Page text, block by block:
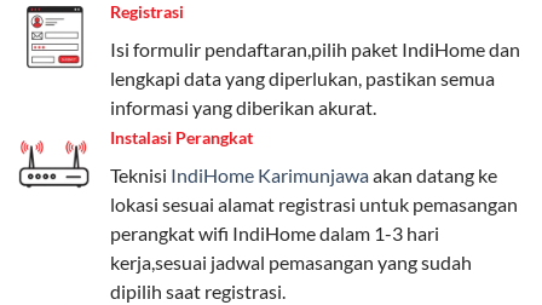
Telkomsel One menyediakan pilihan paket yang
beragam, mulai dari paket hemat hingga premium.
Pengguna bisa memilih sesuai kebutuhan, baik untuk
internet, komunikasi, atau hiburan.
Paket Easy cocok untuk kebutuhan dasar, Paket
Complete untuk yang menginginkan fitur lengkap,
dan Paket Dynamic IP untuk pengguna yang
memprioritaskan kecepatan internet tinggi.
Registrasi
Isi formulir pendaftaran,pilih paket IndiHome dan
lengkapi data yang diperlukan, pastikan semua
informasi yang diberikan akurat.
Instalasi Perangkat
Teknisi IndiHome Karimunjawaakan datang ke
lokasi sesuai alamat registrasi untuk pemasangan
perangkat wifi IndiHome dalam 1-3 hari
kerja,sesuai jadwal pemasangan yang sudah
dipilih saat registrasi.